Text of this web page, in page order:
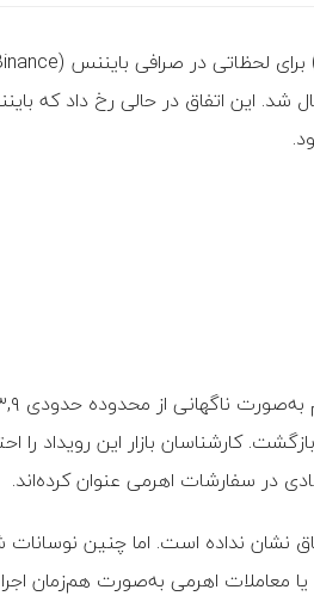
شد. این اتفاق در حالی رخ داد که
کارشناسان بازار این رویداد را
نشان نداده است. اما چنین